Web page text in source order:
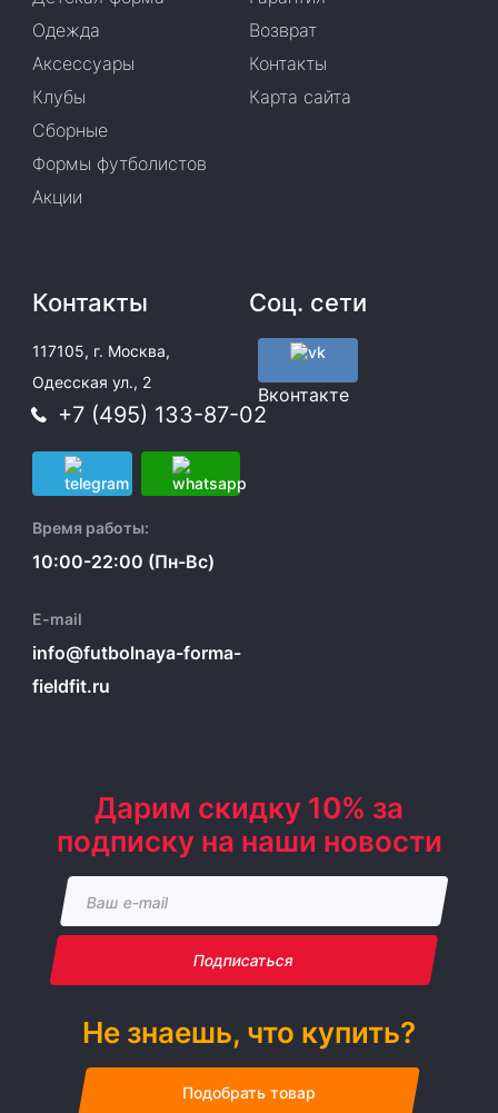
Одежда
Аксессуары
Клубы
Сборные
Формы футболистов
Акции
Возврат
Контакты
Карта сайта
Контакты
117105, г. Москва,
Одесская ул., 2
+7 (495) 133-87-02
Время работы:
10:00-22:00 (Пн-Вс)
E-mail
info@futbolnaya-forma-
fieldfit.ru
Соц. сети
Вконтакте
Дарим скидку 10% за
подписку на наши новости
Подписаться
Не знаешь, что купить?
Подобрать товар